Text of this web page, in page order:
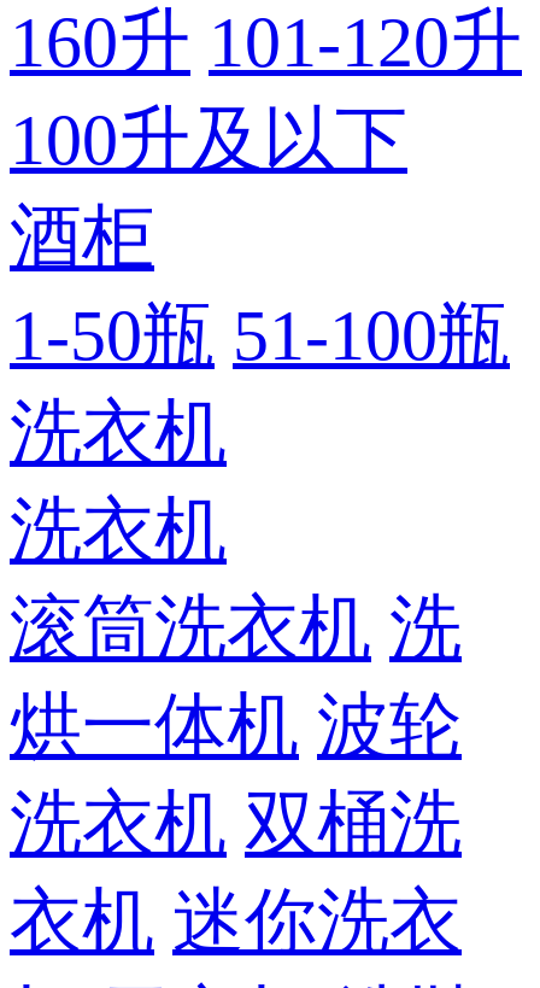
160升 101-120升
100升及以下
酒柜
1-50瓶 51-100瓶
洗衣机
洗衣机
滚筒洗衣机 洗
烘一体机 波轮
洗衣机 双桶洗
衣机 迷你洗衣